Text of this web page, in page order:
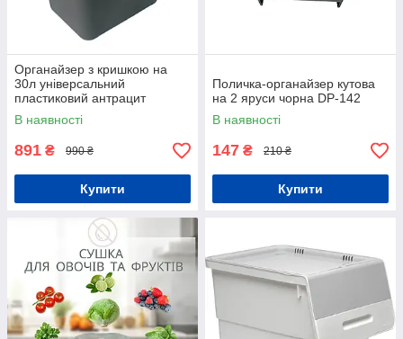
Органайзер з кришкою на
30л універсальний
пластиковий антрацит
В наявності
891 ₴ 990 ₴
Купити
Поличка-органайзер кутова
на 2 яруси чорна DP-142
В наявності
147 ₴ 210 ₴
Купити